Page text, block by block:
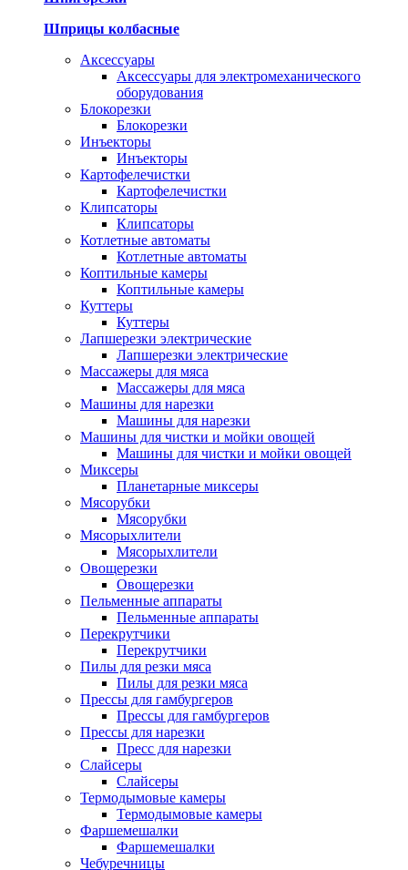
Шприцы колбасные
Аксессуары
Аксессуары для электромеханического
оборудования
Блокорезки
Блокорезки
Инъекторы
Инъекторы
Картофелечистки
Картофелечистки
Клипсаторы
Клипсаторы
Котлетные автоматы
Котлетные автоматы
Коптильные камеры
Коптильные камеры
Куттеры
Куттеры
Лапшерезки электрические
Лапшерезки электрические
Массажеры для мяса
Массажеры для мяса
Машины для нарезки
Машины для нарезки
Машины для чистки и мойки овощей
Машины для чистки и мойки овощей
Миксеры
Планетарные миксеры
Мясорубки
Мясорубки
Мясорыхлители
Мясорыхлители
Овощерезки
Овощерезки
Пельменные аппараты
Пельменные аппараты
Перекрутчики
Перекрутчики
Пилы для резки мяса
Пилы для резки мяса
Прессы для гамбургеров
Прессы для гамбургеров
Прессы для нарезки
Пресс для нарезки
Слайсеры
Слайсеры
Термодымовые камеры
Термодымовые камеры
Фаршемешалки
Фаршемешалки
Чебуречницы